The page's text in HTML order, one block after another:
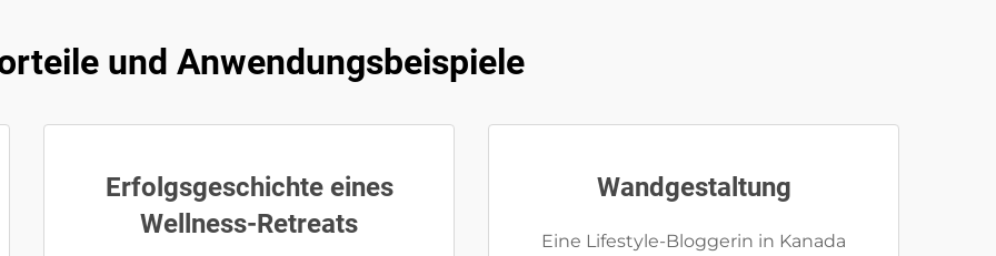
und Anwendungsbeispiele
Erfolgsgeschichte eines
Wellness-Retreats
Wandgestaltung
Eine Lifestyle-Bloggerin in Kanada